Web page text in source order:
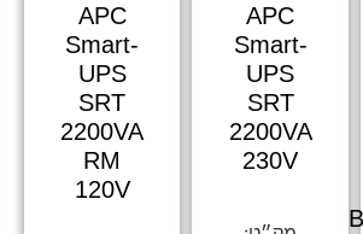
APC
Smart-
UPS
SRT
2200VA
230V
APC
Smart-
UPS
SRT
2200VA
RM
120V